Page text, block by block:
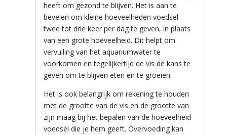
heeft om gezond te blijven. Het is aan te
bevelen om kleine hoeveelheden voedsel
twee tot drie keer per dag te geven, in plaats
van een grote hoeveelheid. Dit helpt om
vervuiling van het aquariumwater te
voorkomen en tegelijkertijd de vis de kans te
geven om te blijven eten en te groeien.
Het is ook belangrijk om rekening te houden
met de grootte van de vis en de grootte van
zijn maag bij het bepalen van de hoeveelheid
voedsel die je hem geeft. Overvoeding kan